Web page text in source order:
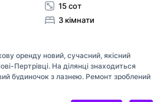
15 сот
3 кімнати
оренду новий, сучасний, якісний
Пертрівці. На ділянці знаходиться
будиночок з лазнею. Ремонт зроблений
санвузол та вітальня, закріта тераса,